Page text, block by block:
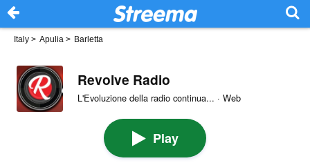
Italy > Apulia > Barletta
Revolve Radio
L'Evoluzione della radio continua... · Web
Play